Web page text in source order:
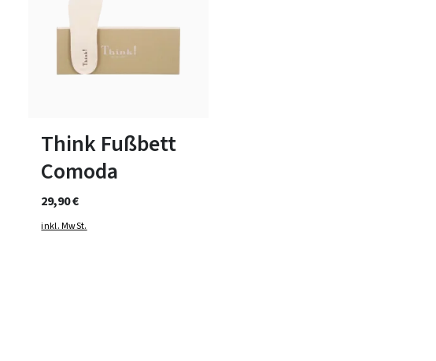
Think Fußbett
Comoda
29,90 €
inkl. MwSt.